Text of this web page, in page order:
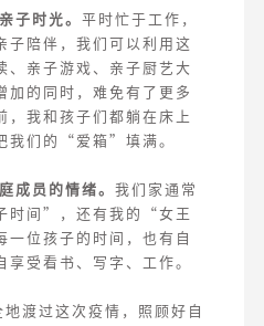
子时光。 平时忙于工作，
子陪伴，我们可以利用这
、亲子游戏、亲子厨艺大
加的同时，难免有了更多
，我和孩子们都躺在床上
我们的“爱箱”填满。
成员的情绪。 我们家通常
间”，还有我的“女王
位孩子的时间，也有自
受看书、写字、工作。
渡过这次疫情，照顾好自